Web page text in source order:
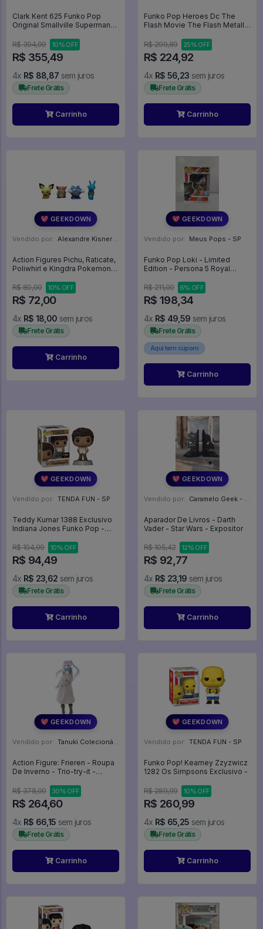
Clark Kent 625 Funko Pop
Original Smallville Superman
Funko Pop - #625 - FUNKO
POP #625
R$ 394,99 10% OFF
R$ 355,49
4x R$ 88,87 sem juros
Frete Grátis
Carrinho
Funko Pop Heroes Dc The
Flash Movie The Flash Metallic
R$ 299,89
25% OFF
R$ 224,92
4x R$ 56,23 sem juros
Frete Grátis
Carrinho
💖 GEEKDOWN
Vendido por: Alexandre Kisner - PR
Action Figures Pichu, Raticate,
Poliwhirl e Kingdra Pokemon
R$ 80,00
10% OFF
R$ 72,00
4x R$ 18,00 sem juros
Frete Grátis
Carrinho
💖 GEEKDOWN
Vendido por: Meus Pops - SP
Funko Pop Loki - Limited
Edition - Persona 5 Royal
R$ 211,00
6% OFF
R$ 198,34
4x R$ 49,59 sem juros
Frete Grátis
Aqui tem cupom
Carrinho
💖 GEEKDOWN
Vendido por: TENDA FUN - SP
Teddy Kumar 1388 Exclusivo
Indiana Jones Funko Pop -
Pop - #1388 - FUNKO POP
#1388
R$ 104,99 10% OFF
R$ 94,49
4x R$ 23,62 sem juros
Frete Grátis
Carrinho
💖 GEEKDOWN
Vendido por: Caramelo Geek - DF
Aparador De Livros - Darth
Vader - Star Wars - Expositor
R$ 105,42 12% OFF
R$ 92,77
4x R$ 23,19 sem juros
Frete Grátis
Carrinho
💖 GEEKDOWN
Vendido por: Tanuki Colecionáveis - SP
Action Figure: Frieren - Roupa
De Inverno - Trio-try-it -
Jornada Para O Além
R$ 378,00 30% OFF
R$ 264,60
4x R$ 66,15 sem juros
Frete Grátis
Carrinho
💖 GEEKDOWN
Vendido por: TENDA FUN - SP
Funko Pop! Kearney Zzyzwicz
1282 Os Simpsons Exclusivo -
R$ 289,99 10% OFF
R$ 260,99
4x R$ 65,25 sem juros
Frete Grátis
Carrinho